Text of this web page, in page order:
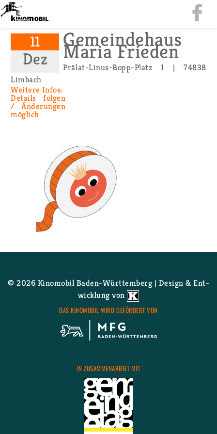
11
Dez
Ge­mein­de­haus
Maria Frie­den
Prä­lat-Li­nus-Bopp-Platz 1 | 74838
Lim­bach
Wei­te­re Infos:
De­tails fol­gen
/ Än­de­run­gen
mög­lich
Wei­ter­le­senüber - Film­pro­gramm folgt!
© 2026 Ki­no­mo­bil Ba­den-Würt­tem­berg | De­sign & Ent­
wick­lung von
DAS KI­NO­MO­BIL WIRD GE­FÖR­DERT VON
IN ZU­SAM­MEN­AR­BEIT MIT